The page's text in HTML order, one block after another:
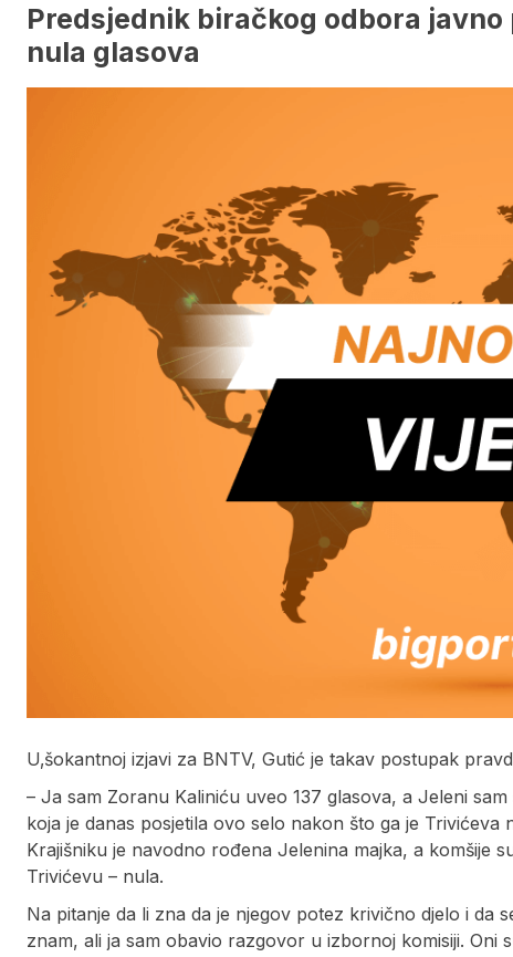
Predsjednik biračkog odbora
nula glasova
U‚šokantnoj izjavi za BNTV, Gutić je takav postupak
– Ja sam Zoranu Kaliniću uveo 137 glasova, a Jeleni
koja je danas posjetila ovo selo nakon što ga je
Krajišniku je navodno rođena Jelenina majka, a komšije
Trivićevu – nula.
Na pitanje da li zna da je njegov potez krivično djelo i da
znam, ali ja sam obavio razgovor u izbornoj komisiji. Oni